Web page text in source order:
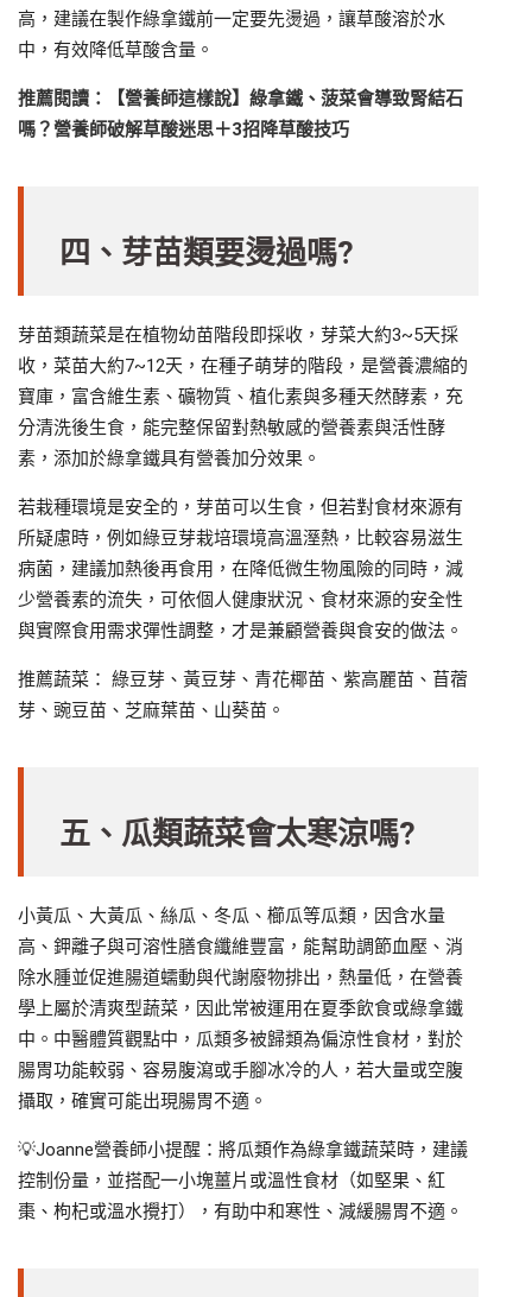
高，建議在製作綠拿鐵前一定要先燙過，讓草酸溶於水
中，有效降低草酸含量。
推薦閱讀：【營養師這樣說】綠拿鐵、菠菜會導致腎結石
嗎？營養師破解草酸迷思＋3招降草酸技巧
四、芽苗類要燙過嗎?
芽苗類蔬菜是在植物幼苗階段即採收，芽菜大約3~5天採
收，菜苗大約7~12天，在種子萌芽的階段，是營養濃縮的
寶庫，富含維生素、礦物質、植化素與多種天然酵素，充
分清洗後生食，能完整保留對熱敏感的營養素與活性酵
素，添加於綠拿鐵具有營養加分效果。
若栽種環境是安全的，芽苗可以生食，但若對食材來源有
所疑慮時，例如綠豆芽栽培環境高溫溼熱，比較容易滋生
病菌，建議加熱後再食用，在降低微生物風險的同時，減
少營養素的流失，可依個人健康狀況、食材來源的安全性
與實際食用需求彈性調整，才是兼顧營養與食安的做法。
推薦蔬菜： 綠豆芽、黃豆芽、青花椰苗、紫高麗苗、苜蓿
芽、豌豆苗、芝麻葉苗、山葵苗。
五、瓜類蔬菜會太寒涼嗎?
小黃瓜、大黃瓜、絲瓜、冬瓜、櫛瓜等瓜類，因含水量
高、鉀離子與可溶性膳食纖維豐富，能幫助調節血壓、消
除水腫並促進腸道蠕動與代謝廢物排出，熱量低，在營養
學上屬於清爽型蔬菜，因此常被運用在夏季飲食或綠拿鐵
中。中醫體質觀點中，瓜類多被歸類為偏涼性食材，對於
腸胃功能較弱、容易腹瀉或手腳冰冷的人，若大量或空腹
攝取，確實可能出現腸胃不適。
💡Joanne營養師小提醒：將瓜類作為綠拿鐵蔬菜時，建議
控制份量，並搭配一小塊薑片或溫性食材（如堅果、紅
棗、枸杞或溫水攪打），有助中和寒性、減緩腸胃不適。